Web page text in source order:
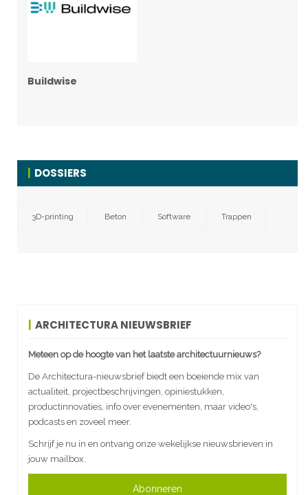
Buildwise
DOSSIERS
3D-printing Beton Software Trappen
ARCHITECTURA NIEUWSBRIEF
Meteen op de hoogte van het laatste architectuurnieuws?
De Architectura-nieuwsbrief biedt een boeiende mix van
actualiteit, projectbeschrijvingen, opiniestukken,
productinnovaties, info over evenementen, maar video's,
podcasts en zoveel meer.
Schrijf je nu in en ontvang onze wekelijkse nieuwsbrieven in
jouw mailbox.
Abonneren